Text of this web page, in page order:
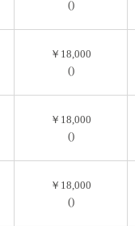
()
￥18,000
()
￥18,000
()
￥18,000
()